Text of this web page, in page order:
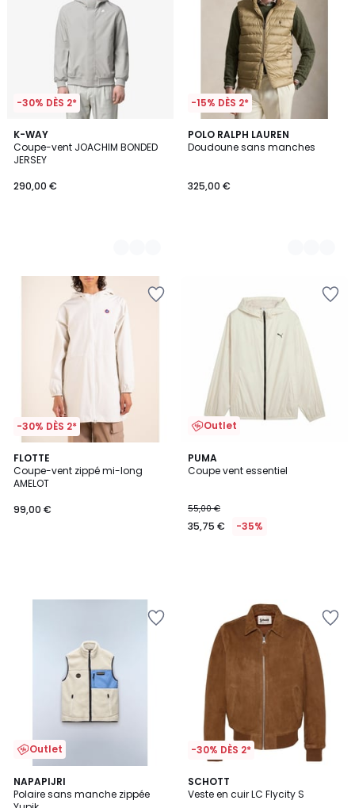
-30% DÈS 2*
K-WAY
Coupe-vent JOACHIM BONDED
JERSEY
290,00 €
3
Couleurs
-15% DÈS 2*
POLO RALPH LAUREN
Doudoune sans manches
325,00 €
2
Couleurs
-30% DÈS 2*
FLOTTE
Coupe-vent zippé mi-long
AMELOT
99,00 €
Outlet
PUMA
Coupe vent essentiel
55,00 €
35,75 € -35%
Outlet
NAPAPIJRI
Polaire sans manche zippée
-30% DÈS 2*
SCHOTT
Veste en cuir LC Flycity S
5
/